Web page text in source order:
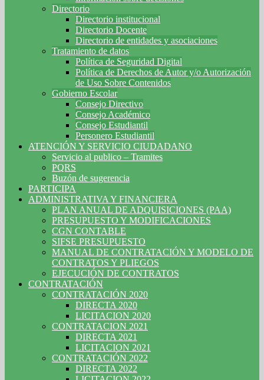
Directorio
Directorio institucional
Directorio Docente
Directorio de entidades y asociaciones
Tratamiento de datos
Política de Seguridad Digital
Política de Derechos de Autor y/o Autorización
de Uso Sobre Contenidos
Gobierno Escolar
Consejo Directivo
Consejo Académico
Consejo Estudiantil
Personero Estudiantil
ATENCIÓN Y SERVICIO CIUDADANO
Servicio al publico – Tramites
PQRS
Buzón de sugerencia
PARTICIPA
ADMINISTRATIVA Y FINANCIERA
PLAN ANUAL DE ADQUISICIONES (PAA)
PRESUPUESTO Y MODIFICACIONES
CGN CONTABLE
SIFSE PRESUPUESTO
MANUAL DE CONTRATACIÓN Y MODELO DE
CONTRATOS Y PLIEGOS
EJECUCIÓN DE CONTRATOS
CONTRATACIÓN
CONTRATACIÓN 2020
DIRECTA 2020
LICITACION 2020
CONTRATACION 2021
DIRECTA 2021
LICITACION 2021
CONTRATACIÓN 2022
DIRECTA 2022